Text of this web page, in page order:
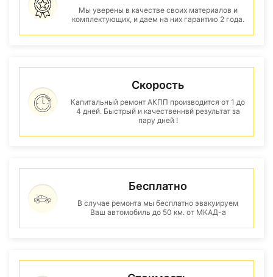
Мы уверены в качестве своих материалов и
комплектующих, и даем на них гарантию 2 года.
Скорость
Капитальный ремонт АКПП производится от 1 до
4 дней. Быстрый и качественнвй результат за
пару дней !
Бесплатно
В случае ремонта мы бесплатно эвакуируем
Ваш автомобиль до 50 км. от МКАД-а